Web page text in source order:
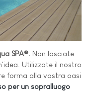
SPA®. Non lasciate
Utilizzate il nostro
forma alla vostra oasi
per un sopralluogo